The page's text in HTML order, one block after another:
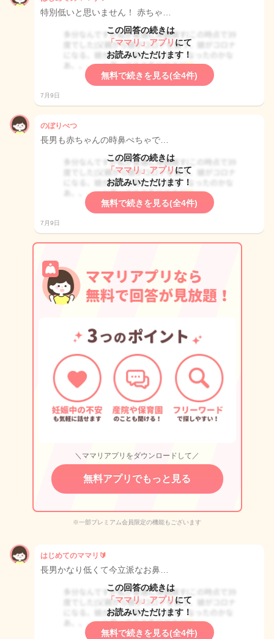
特別低いと思いません！ 赤ちゃ…
この回答の続きは
「ママリ」アプリ にて
お読みいただけます！
無料で続きを見る(全4件)
7月9日
のぼりべつ
長男も赤ちゃんの時鼻ぺちゃで…
この回答の続きは
「ママリ」アプリ にて
お読みいただけます！
無料で続きを見る(全4件)
7月9日
＼ママリアプリをダウンロードして／
無料アプリでもっと見る
※一部プレミアム会員限定の機能もございます
はじめてのママリ🔰
長男かなり低くて今立派なお鼻…
この回答の続きは
「ママリ」アプリ にて
お読みいただけます！
無料で続きを見る(全4件)